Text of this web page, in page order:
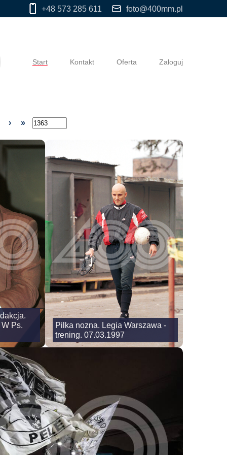
+48 573 285 611 foto@400mm.pl
Start Kontakt Oferta Zaloguj
› »
Ps.
Pilka nozna. Legia Warszawa -
trening. 07.03.1997